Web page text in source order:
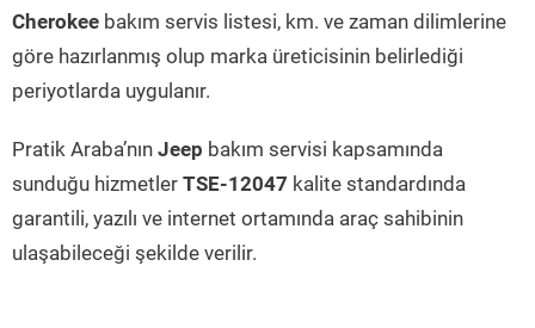
Cherokee bakım servis listesi, km. ve zaman dilimlerine
göre hazırlanmış olup marka üreticisinin belirlediği
periyotlarda uygulanır.
Pratik Araba’nın Jeep bakım servisi kapsamında
sunduğu hizmetler TSE-12047 kalite standardında
garantili, yazılı ve internet ortamında araç sahibinin
ulaşabileceği şekilde verilir.